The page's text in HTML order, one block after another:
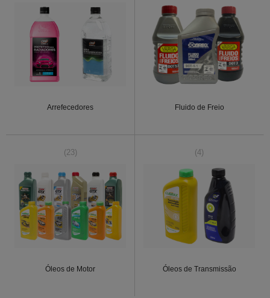
Arrefecedores Fluido de Freio
(23)
Óleos de Motor
(4)
Óleos de Transmissão